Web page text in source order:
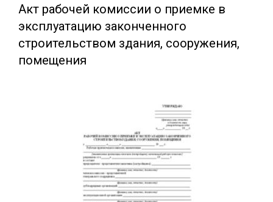
Акции и скидки
Акт рабочей комиссии о приемке в
эксплуатацию законченного
строительством здания, сооружения,
помещения